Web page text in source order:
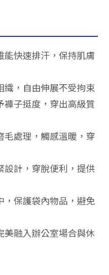
能快速排汗，保持肌膚
織，自由伸展不受拘束
褲子挺度，穿出高級質
毛處理，觸感溫暖，穿
設計，穿脫便利，提供
，保護袋內物品，避免
美融入辦公室場合與休